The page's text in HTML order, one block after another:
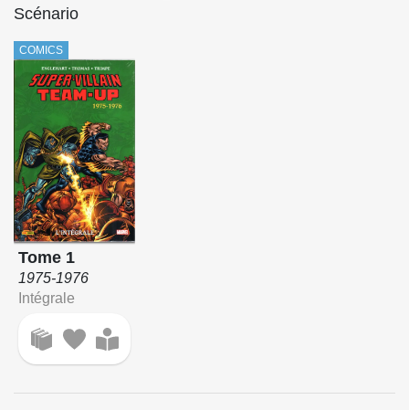
Scénario
COMICS
Tome 1
1975-1976
Intégrale